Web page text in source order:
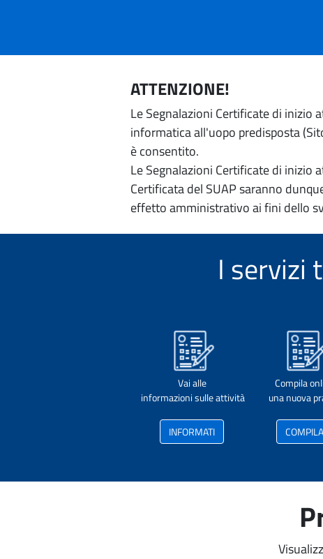
ATTENZIONE!
Le Segnalazioni Certificate di inizio
informatica all'uopo predisposta
è consentito.
Le Segnalazioni Certificate di inizio
Certificata del SUAP saranno
effetto amministrativo ai fini dello
I servizi
Vai alle
informazioni sulle attività
INFORMATI
Compila
una nuova
COMPILA